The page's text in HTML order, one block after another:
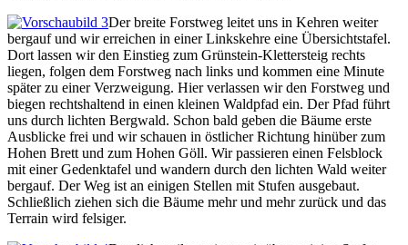
Der breite Forstweg leitet uns in Kehren weiter
bergauf und wir erreichen in einer Linkskehre eine Übersichtstafel.
Dort lassen wir den Einstieg zum Grünstein-Klettersteig rechts
liegen, folgen dem Forstweg nach links und kommen eine Minute
später zu einer Verzweigung. Hier verlassen wir den Forstweg und
biegen rechtshaltend in einen kleinen Waldpfad ein. Der Pfad führt
uns durch lichten Bergwald. Schon bald geben die Bäume erste
Ausblicke frei und wir schauen in östlicher Richtung hinüber zum
Hohen Brett und zum Hohen Göll. Wir passieren einen Felsblock
mit einer Gedenktafel und wandern durch den lichten Wald weiter
bergauf. Der Weg ist an einigen Stellen mit Stufen ausgebaut.
Schließlich ziehen sich die Bäume mehr und mehr zurück und das
Terrain wird felsiger.